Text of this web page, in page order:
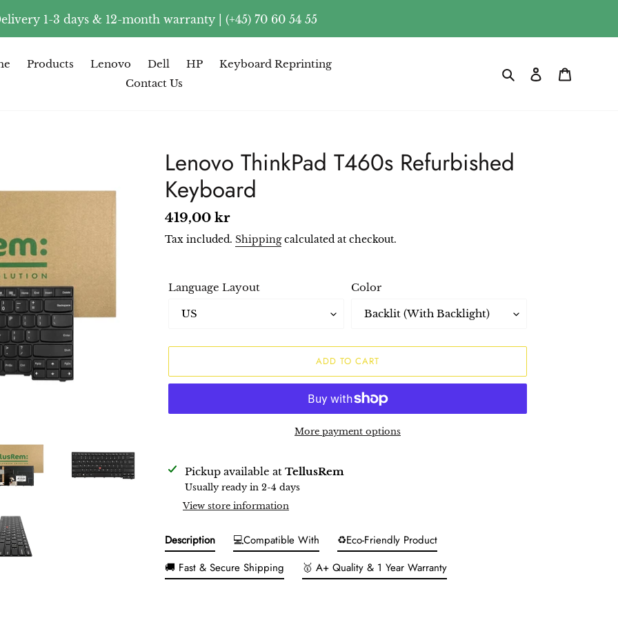
1-3 days & 12-month warranty | (+45) 70 60 54 55
Products Lenovo Dell HP
Keyboard Reprinting
Contact Us
Search Log in
Lenovo ThinkPad T460s Refurbished
Keyboard
Regular
price
419,00 kr
Tax included. Shippingcalculated at checkout.
Language Layout Color
ADD TO CART
More payment options
Adding
product
your
Pickup available at TellusRem
Usually ready in 2-4 days
View store information
Description 💻Compatible With
♻️Eco-Friendly Product
🚚 Fast & Secure Shipping
🥇 A+ Quality & 1 Year Warranty